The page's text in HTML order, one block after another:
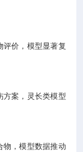
评价，模型显著复
方案，灵长类模型
物，模型数据推动